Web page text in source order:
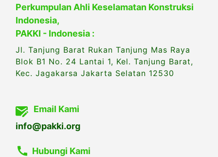
Perkumpulan Ahli Keselamatan Konstruksi
Indonesia,
PAKKI - Indonesia :
Jl. Tanjung Barat Rukan Tanjung Mas Raya
Blok B1 No. 24 Lantai 1, Kel. Tanjung Barat,
Kec. Jagakarsa Jakarta Selatan 12530
Email Kami
info@pakki.org
Hubungi Kami